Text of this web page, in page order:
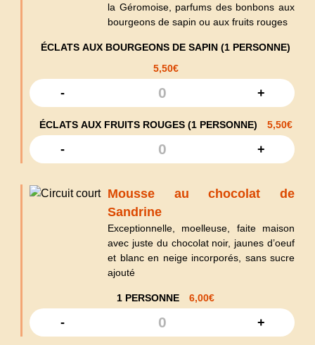
la Géromoise, parfums des bonbons aux
bourgeons de sapin ou aux fruits rouges
ÉCLATS AUX BOURGEONS DE SAPIN (1 PERSONNE)
5,50€
- +
ÉCLATS AUX FRUITS ROUGES (1 PERSONNE) 5,50€
- +
Mousse au chocolat de
Sandrine
Exceptionnelle, moelleuse, faite maison
avec juste du chocolat noir, jaunes d’oeuf
et blanc en neige incorporés, sans sucre
ajouté
1 PERSONNE 6,00€
- +